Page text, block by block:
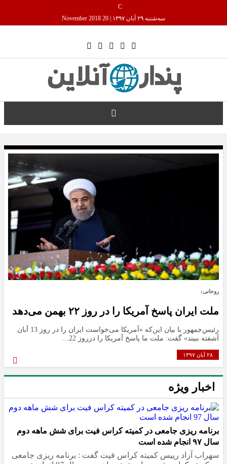
C
سه‌شنبه ۲۹ آبان ۱۳۹۷
20 November 2018
روحانی:
ملت ایران پاسخ آمریکا را در روز ۲۲ بهمن می‌دهد
رئیس‌جمهور با بیان این‌که «آمریکا می‌خواست ایران را در روز 13 آبان
آشفته ببیند» گفت: ملت ما پاسخ آمریکا را درروز 22…
۲۸ آبان ۱۳۹۷
اخبار ویژه
برنامه ریزی جامعی در کمیته کراس فیت برای شش ماهه دوم
سال ۹۷ انجام شده است
سهراب آزاد رییس کمیته کراس فیت گفت : برنامه ریزی جامعی